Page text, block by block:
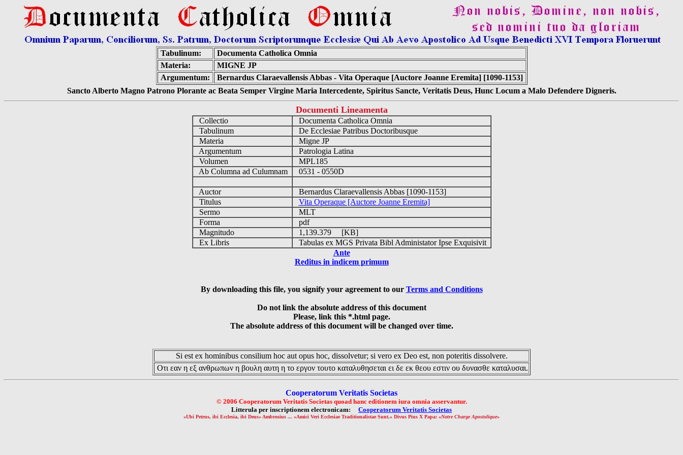
Tabulinum:
Documenta Catholica Omnia
Materia:
MIGNE JP
Argumentum:
Bernardus Claraevallensis Abbas - Vita Operaque [Auctore Joanne Eremita] [1090-1153]
Sancto Alberto Magno Patrono Plorante ac Beata Semper Virgine Maria Intercedente, Spiritus Sancte, Veritatis Deus, Hunc Locum a Malo Defendere Digneris.
Documenti Lineamenta
Collectio
Documenta Catholica Omnia
Tabulinum
De Ecclesiae Patribus Doctoribusque
Materia
Migne JP
Argumentum
Patrologia Latina
Volumen
MPL185
Ab Columna ad Culumnam
0531 - 0550D
Auctor
Bernardus Claraevallensis Abbas [1090-1153]
Titulus
Vita Operaque [Auctore Joanne Eremita]
Sermo
MLT
Forma
pdf
Magnitudo
1,139.379 [KB]
Ex Libris
Tabulas ex MGS Privata Bibl Administator Ipse Exquisivit
Ante
Reditus in indicem primum
By downloading this file, you signify your agreement to our Terms and Conditions
Do not link the absolute address of this document
Please, link this *.html page.
The absolute address of this document will be changed over time.
Si est ex hominibus consilium hoc aut opus hoc, dissolvetur; si vero ex Deo est, non poteritis dissolvere.
Οτι εαν η εξ ανθρωπων η βουλη αυτη η το εργον τουτο καταλυθησεται ει δε εκ θεου εστιν ου δυνασθε καταλυσαι.
Cooperatorum Veritatis Societas
© 2006 Cooperatorum Veritatis Societas quoad hanc editionem iura omnia asservantur.
Litterula per inscriptionem electronicam: Cooperatorum Veritatis Societas
«Ubi Petrus, ibi Ecclesia, ibi Deus» Ambrosius ... «Amici Veri Ecclesiae Traditionalistae Sunt.» Divus Pius X Papa: «Notre Charge Apostolique»